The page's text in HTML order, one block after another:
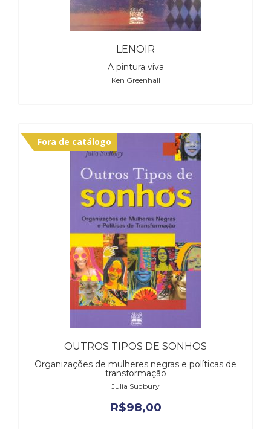
LENOIR
A pintura viva
Ken Greenhall
Fora de catálogo
OUTROS TIPOS DE SONHOS
Organizações de mulheres negras e políticas de
transformação
Julia Sudbury
R$98,00